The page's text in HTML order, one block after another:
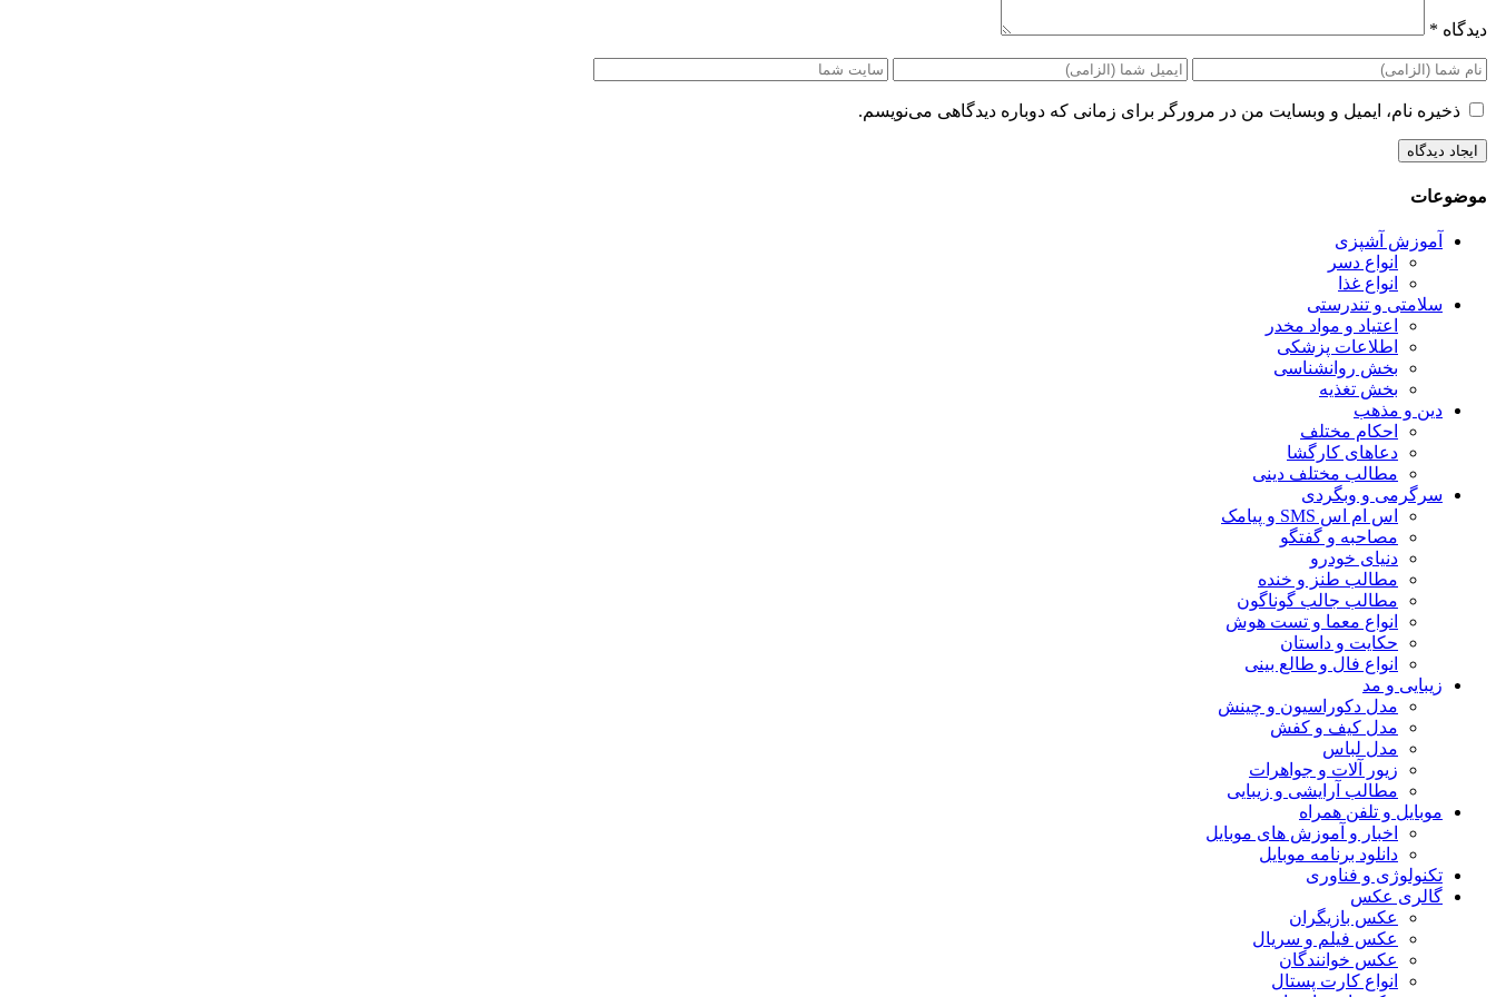
دیدگاه *
ذخیره نام، ایمیل و وبسایت من در مرورگر برای زمانی که دوباره دیدگاهی می‌نویسم.
موضوعات
آموزش آشپزی
انواع دسر
انواع غذا
سلامتی و تندرستی
اعتیاد و مواد مخدر
اطلاعات پزشکی
بخش روانشناسی
بخش تغذیه
دین و مذهب
احکام مختلف
دعاهای کارگشا
مطالب مختلف دینی
سرگرمی و وبگردی
اس ام اس SMS و پیامک
مصاحبه و گفتگو
دنیای خودرو
مطالب طنز و خنده
مطالب جالب گوناگون
انواع معما و تست هوش
حکایت و داستان
انواع فال و طالع بینی
زیبایی و مد
مدل دکوراسیون و چینش
مدل کیف و کفش
مدل لباس
زیور آلات و جواهرات
مطالب آرایشی و زیبایی
موبایل و تلفن همراه
اخبار و آموزش های موبایل
دانلود برنامه موبایل
تکنولوژی و فناوری
گالری عکس
عکس بازیگران
عکس فیلم و سریال
عکس خوانندگان
انواع کارت پستال